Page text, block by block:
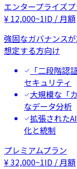
エンタープライズ
¥ 12,000~1ID / 月額
強固なガバナンス
想定する方向け
「二段階認
セキュリティ
大規模な「
なデータ分析
拡張された
化と統制
プレミアムプラン
¥32,000~1ID / 月額